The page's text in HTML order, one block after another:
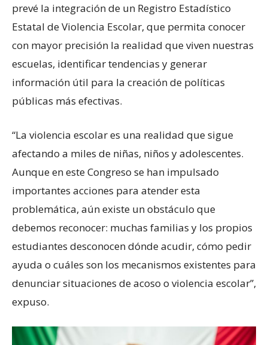
prevé la integración de un Registro Estadístico
Estatal de Violencia Escolar, que permita conocer
con mayor precisión la realidad que viven nuestras
escuelas, identificar tendencias y generar
información útil para la creación de políticas
públicas más efectivas.
“La violencia escolar es una realidad que sigue
afectando a miles de niñas, niños y adolescentes.
Aunque en este Congreso se han impulsado
importantes acciones para atender esta
problemática, aún existe un obstáculo que
debemos reconocer: muchas familias y los propios
estudiantes desconocen dónde acudir, cómo pedir
ayuda o cuáles son los mecanismos existentes para
denunciar situaciones de acoso o violencia escolar”,
expuso.